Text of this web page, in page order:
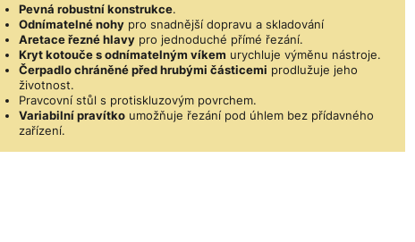
Pevná robustní konstrukce.
Odnímatelné nohypro snadnější dopravu a skladování
Aretace řezné hlavypro jednoduché přímé řezání.
Kryt kotouče s odnímatelným víkem urychluje výměnu nástroje.
Čerpadlo chráněné před hrubými částicemi prodlužuje jeho
životnost.
Pravcovní stůl s protiskluzovým povrchem.
Variabilní pravítkoumožňuje řezání pod úhlem bez přídavného
zařízení.